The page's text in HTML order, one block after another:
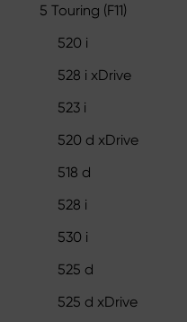
5 Touring (F11)
520 i
528 i xDrive
523 i
520 d xDrive
518 d
528 i
530 i
525 d
525 d xDrive